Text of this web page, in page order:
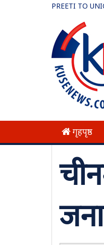
PREETI TO
गृहपृष्ठ